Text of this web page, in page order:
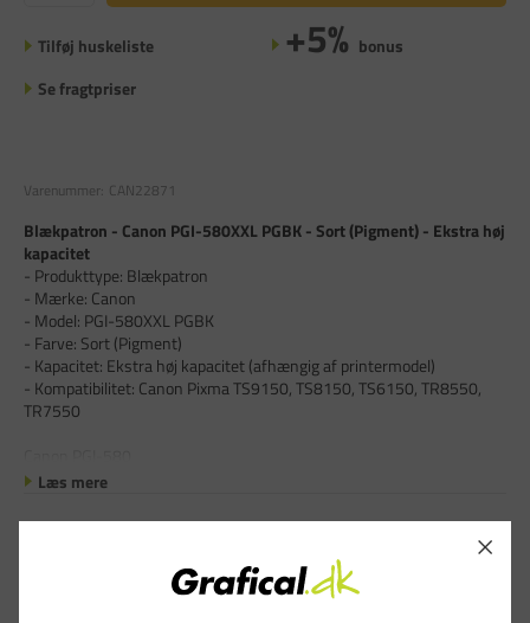
Tilføj huskeliste +5% bonus
Se fragtpriser
Varenummer: CAN22871
Blækpatron - Canon PGI-580XXL PGBK - Sort (Pigment) - Ekstra høj
kapacitet
- Produkttype: Blækpatron
- Mærke: Canon
- Model: PGI-580XXL PGBK
- Farve: Sort (Pigment)
- Kapacitet: Ekstra høj kapacitet (afhængig af printermodel)
- Kompatibilitet: Canon Pixma TS9150, TS8150, TS6150, TR8550,
TR7550
Læs mere